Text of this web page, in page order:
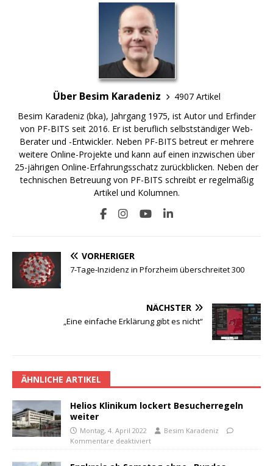
Über Besim Karadeniz
4907 Artikel
Besim Karadeniz (bka), Jahrgang 1975, ist Autor und Erfinder
von PF-BITS seit 2016. Er ist beruflich selbstständiger Web-
Berater und -Entwickler. Neben PF-BITS betreut er mehrere
weitere Online-Projekte und kann auf einen inzwischen über
25-jährigen Online-Erfahrungsschatz zurückblicken. Neben der
technischen Betreuung von PF-BITS schreibt er regelmäßig
Artikel und Kolumnen.
VORHERIGER
7-Tage-Inzidenz in Pforzheim überschreitet 300
NÄCHSTER
„Eine einfache Erklärung gibt es nicht“
ÄHNLICHE ARTIKEL
Helios Klinikum lockert Besucherregeln
weiter
Montag, 4. April 2022
Besim Karadeniz
Kommentare deaktiviert